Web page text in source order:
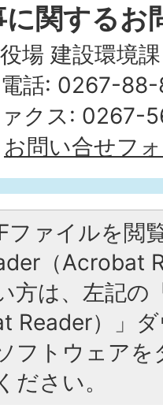
に関するお
場 建設環境
電話: 0267-
クス: 0267-
お問い合せフ
ファイルを閲
（Acrobat
方は、左記の
Reader）」
フトウェア
ださい。